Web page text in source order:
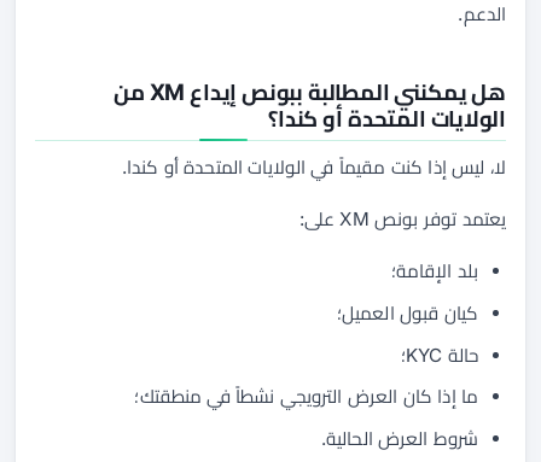
الدعم.
هل يمكنني المطالبة ببونص إيداع XM من
الولايات المتحدة أو كندا؟
لا، ليس إذا كنت مقيماً في الولايات المتحدة أو كندا.
يعتمد توفر بونص XM على:
بلد الإقامة؛
كيان قبول العميل؛
حالة KYC؛
ما إذا كان العرض الترويجي نشطاً في منطقتك؛
شروط العرض الحالية.